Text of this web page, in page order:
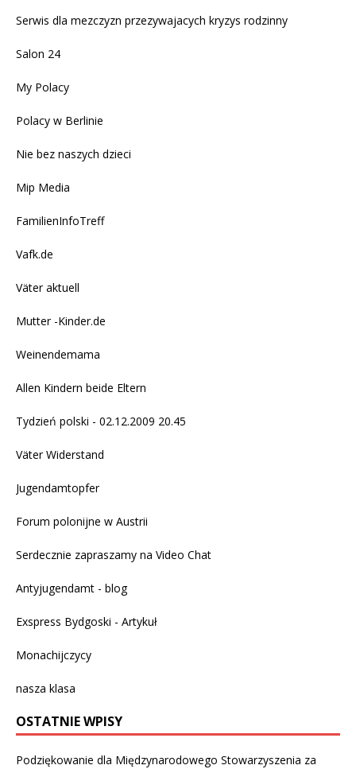
Serwis dla mezczyzn przezywajacych kryzys rodzinny
Salon 24
My Polacy
Polacy w Berlinie
Nie bez naszych dzieci
Mip Media
FamilienInfoTreff
Vafk.de
Väter aktuell
Mutter -Kinder.de
Weinendemama
Allen Kindern beide Eltern
Tydzień polski - 02.12.2009 20.45
Väter Widerstand
Jugendamtopfer
Forum polonijne w Austrii
Serdecznie zapraszamy na Video Chat
Antyjugendamt - blog
Exspress Bydgoski - Artykuł
Monachijczycy
nasza klasa
OSTATNIE WPISY
Podziękowanie dla Międzynarodowego Stowarzyszenia za